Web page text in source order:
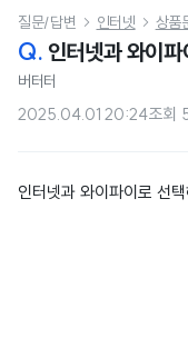
질문/답변  인터넷  상품
Q. 인터넷과 와이
버터터
2025.04.01 20:24조회
인터넷과 와이파이로 선